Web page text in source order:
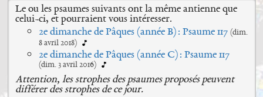
Le ou les psaumes suivants ont la même antienne que
celui-ci, et pourraient vous intéresser.
2e dimanche de Pâques (année B) : Psaume 117 (dim.
8 avril 2018)
2e dimanche de Pâques (année C) : Psaume 117
(dim. 3 avril 2016)
Attention, les strophes des psaumes proposés peuvent
différer des strophes de ce jour.